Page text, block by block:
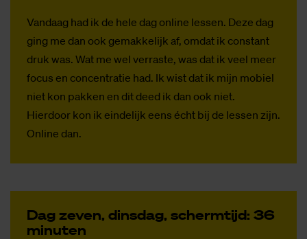
Vandaag had ik de hele dag online lessen. Deze dag
ging me dan ook gemakkelijk af, omdat ik constant
druk was. Wat me wel verraste, was dat ik veel meer
focus en concentratie had. Ik wist dat ik mijn mobiel
niet kon pakken en dit deed ik dan ook niet.
Hierdoor kon ik eindelijk eens écht bij de lessen zijn.
Online dan.
Dag ze­ven, dins­dag, scherm­tijd: 36
mi­nu­ten